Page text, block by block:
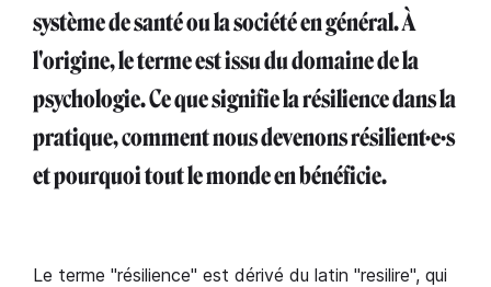
système de santé ou la société en général. À
l'origine, le terme est issu du domaine de la
psychologie. Ce que signifie la résilience dans la
pratique, comment nous devenons résilient·e·s
et pourquoi tout le monde en bénéficie.
Le terme "résilience" est dérivé du latin "resilire", qui